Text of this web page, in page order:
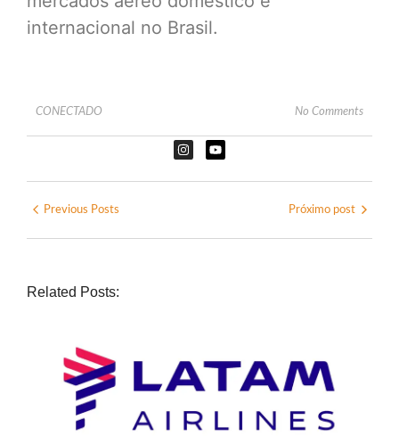
internacional no Brasil.
CONECTADO No Comments
Previous Posts Próximo post
Related Posts: